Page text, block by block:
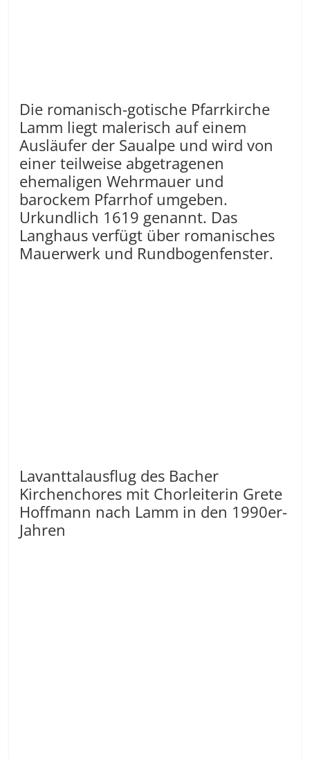
Die romanisch-gotische Pfarrkirche
Lamm liegt malerisch auf einem
Ausläufer der Saualpe und wird von
einer teilweise abgetragenen
ehemaligen Wehrmauer und
barockem Pfarrhof umgeben.
Urkundlich 1619 genannt. Das
Langhaus verfügt über romanisches
Mauerwerk und Rundbogenfenster.
Lavanttalausflug des Bacher
Kirchenchores mit Chorleiterin Grete
Hoffmann nach Lamm in den 1990er-
Jahren